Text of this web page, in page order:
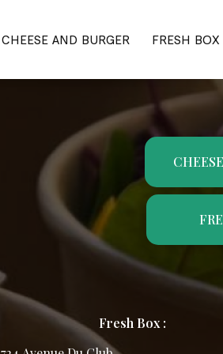
CHEESE AND BURGER FRESH BOX
Fresh Box :